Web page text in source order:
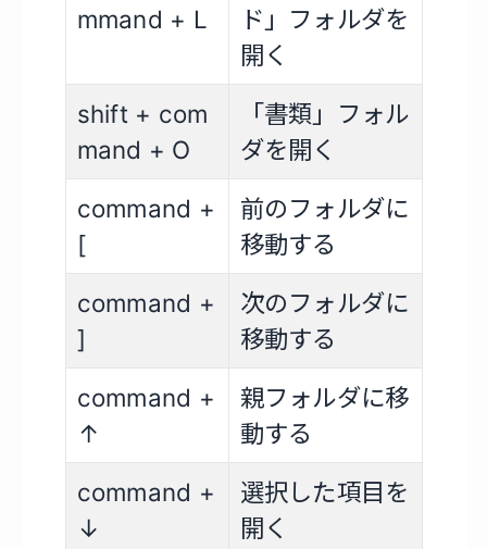
mmand + L
ド」フォルダを
開く
shift + com
mand + O
「書類」フォル
ダを開く
command +
[
前のフォルダに
移動する
command +
]
次のフォルダに
移動する
command +
↑
親フォルダに移
動する
command +
↓
選択した項目を
開く